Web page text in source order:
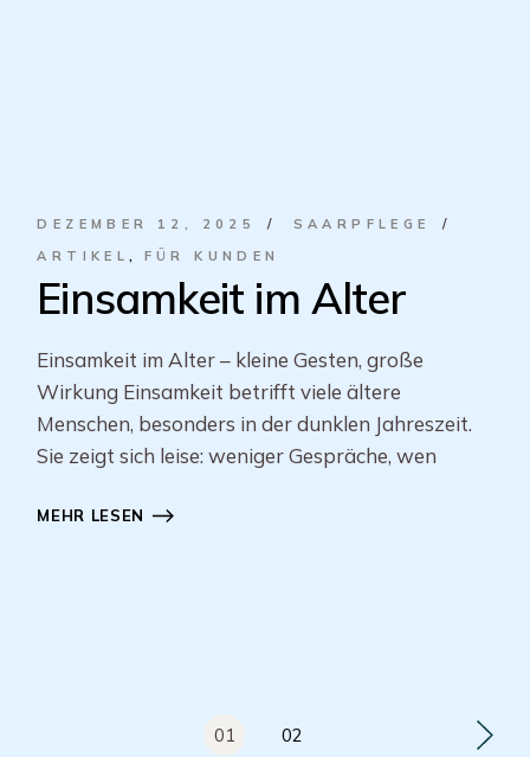
DEZEMBER 12, 2025
SAARPFLEGE
ARTIKEL
FÜR KUNDEN
Einsamkeit im Alter
Einsamkeit im Alter – kleine Gesten, große
Wirkung Einsamkeit betrifft viele ältere
Menschen, besonders in der dunklen Jahreszeit.
Sie zeigt sich leise: weniger Gespräche, wen
MEHR LESEN
01 02